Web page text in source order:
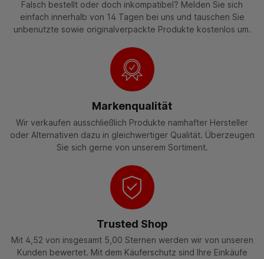
Falsch bestellt oder doch inkompatibel? Melden Sie sich
einfach innerhalb von 14 Tagen bei uns und tauschen Sie
unbenutzte sowie originalverpackte Produkte kostenlos um.
Markenqualität
Wir verkaufen ausschließlich Produkte namhafter Hersteller
oder Alternativen dazu in gleichwertiger Qualität. Überzeugen
Sie sich gerne von unserem Sortiment.
Trusted Shop
Mit 4,52 von insgesamt 5,00 Sternen werden wir von unseren
Kunden bewertet. Mit dem Käuferschutz sind Ihre Einkäufe